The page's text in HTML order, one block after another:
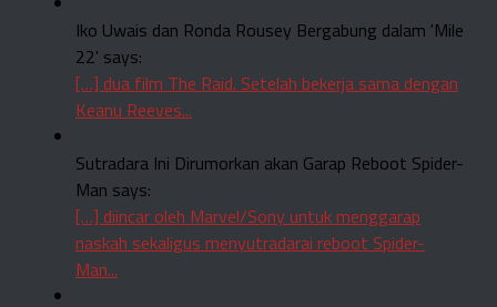
Iko Uwais dan Ronda Rousey Bergabung dalam 'Mile
22' says:
[…] dua film The Raid. Setelah bekerja sama dengan
Keanu Reeves...
Sutradara Ini Dirumorkan akan Garap Reboot Spider-
Man says:
[…] diincar oleh Marvel/Sony untuk menggarap
naskah sekaligus menyutradarai reboot Spider-
Man...